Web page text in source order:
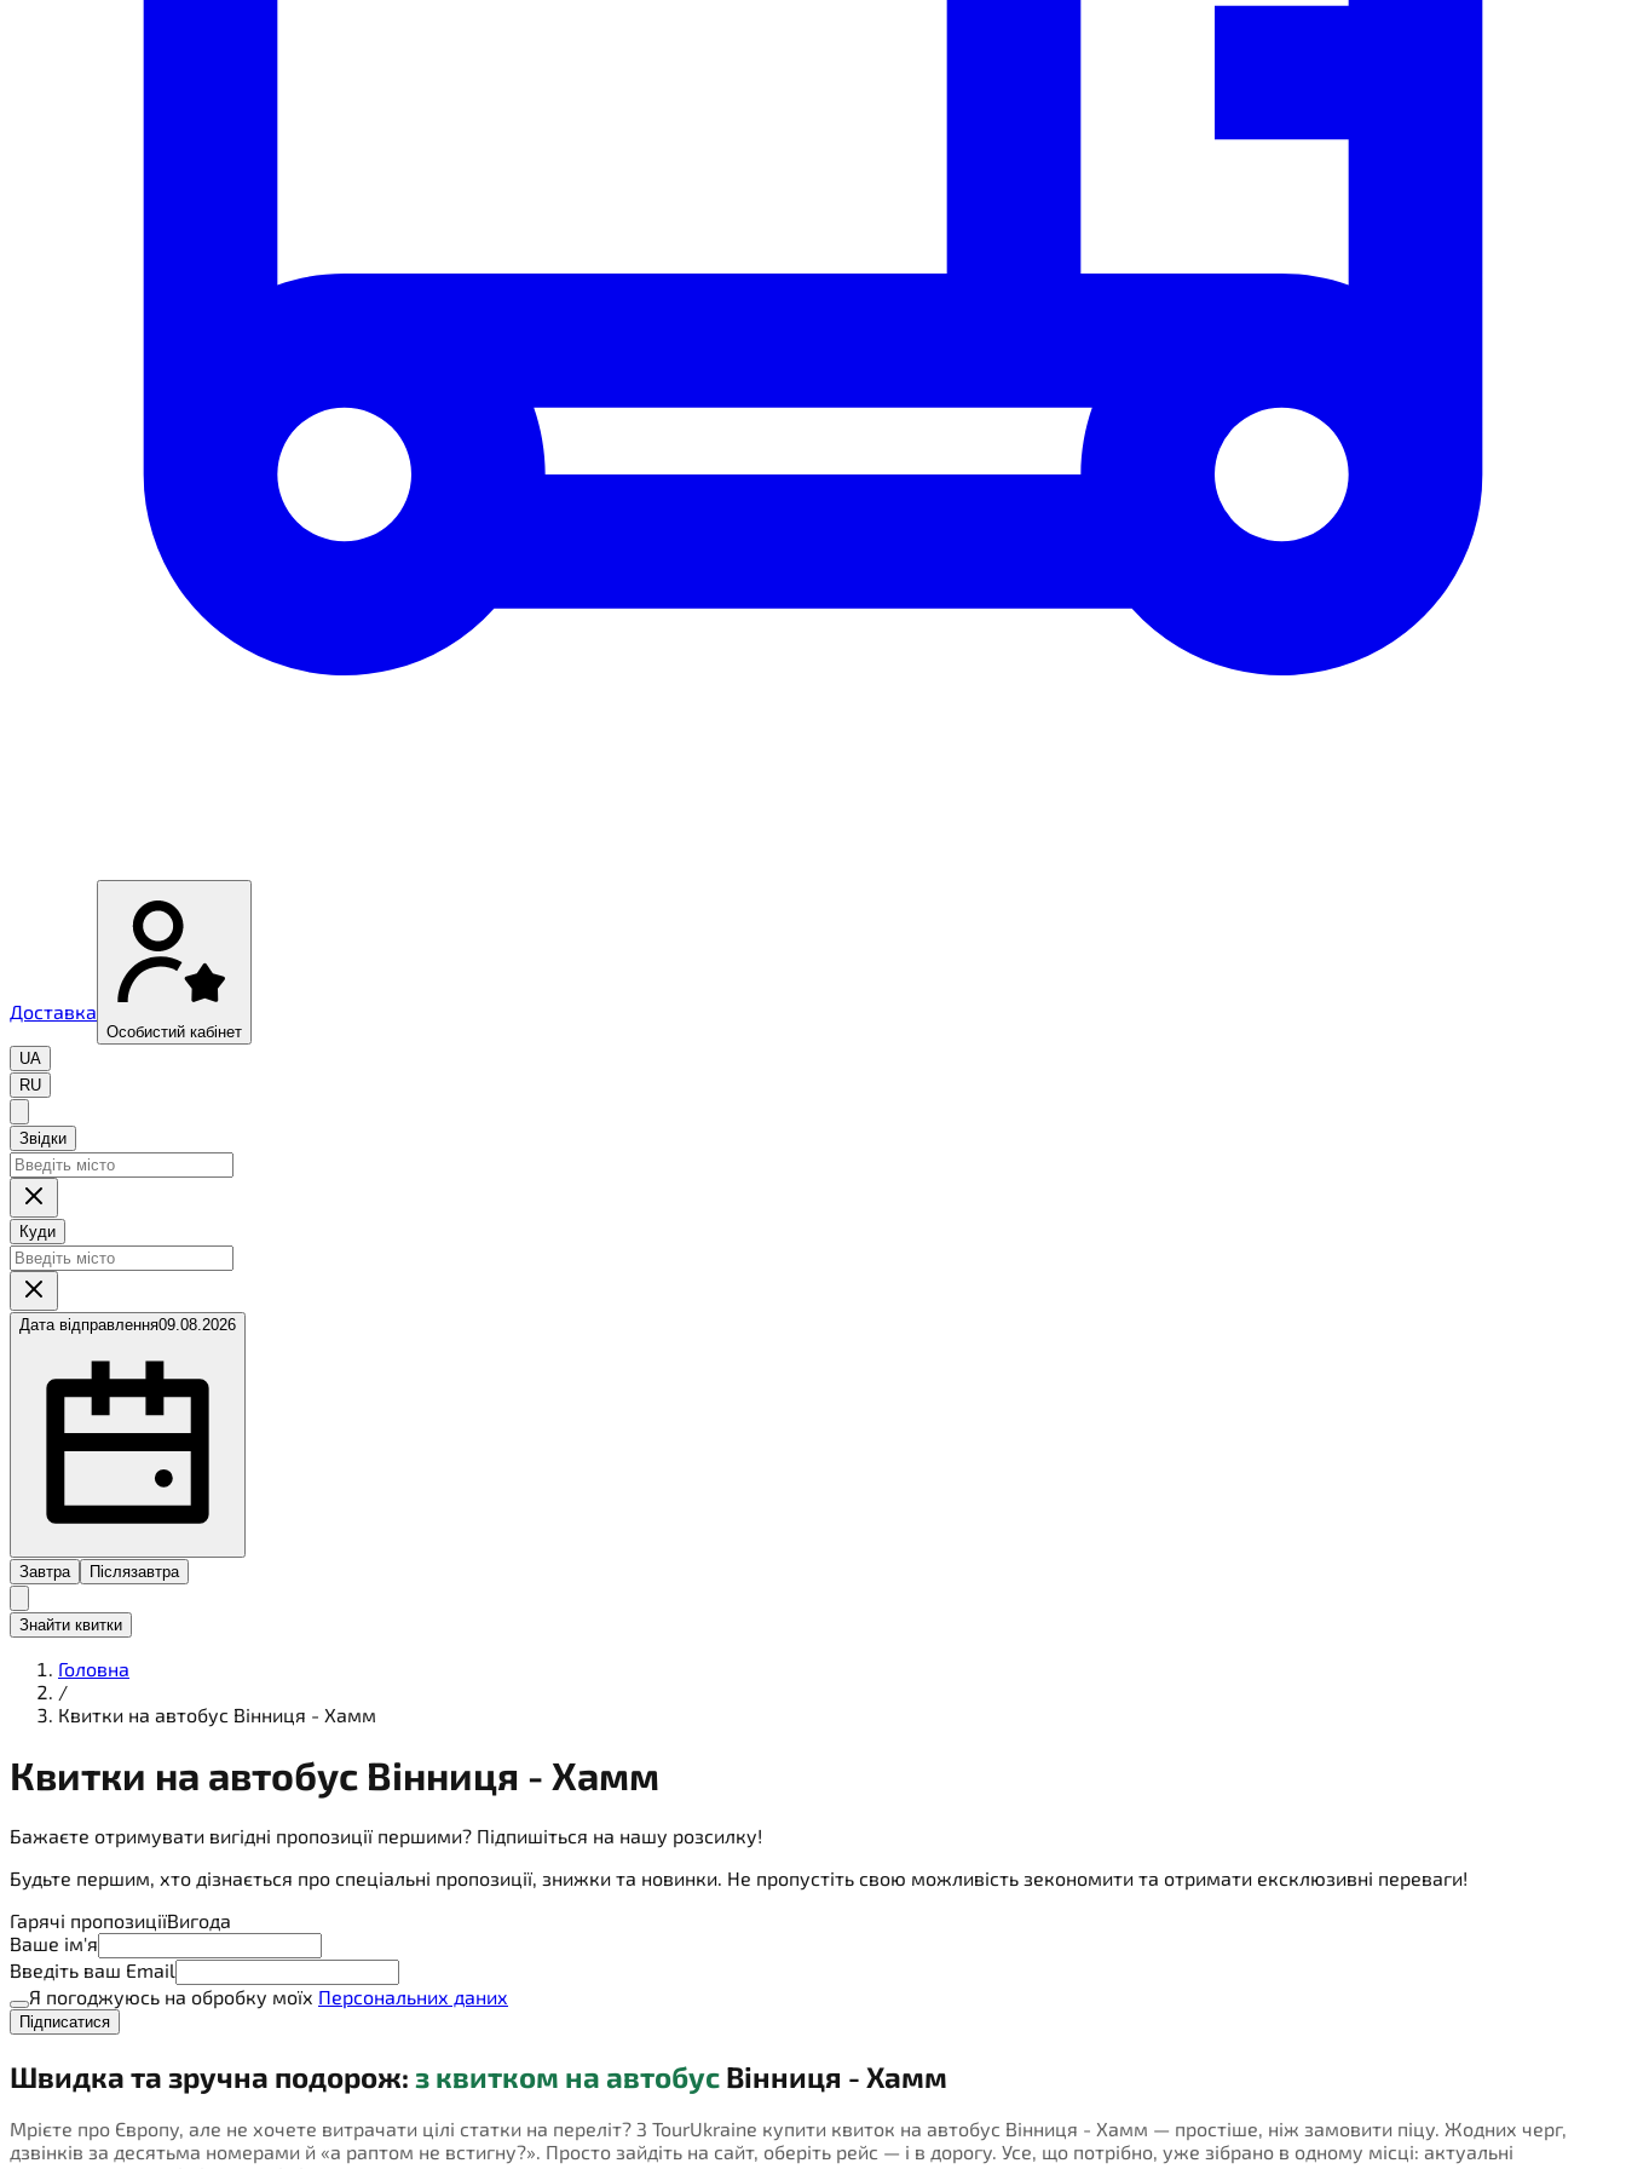
Доставка
Особистий кабінет
UA
RU
Звідки
Куди
Дата відправлення09.08.2026
Завтра Післязавтра
Знайти квитки
Головна
/
Квитки на автобус Вінниця - Хамм
Квитки на автобус Вінниця - Хамм
Бажаєте отримувати вигідні пропозиції першими? Підпишіться на нашу розсилку!
Будьте першим, хто дізнається про спеціальні пропозиції, знижки та новинки. Не пропустіть свою можливість зекономити та отримати ексклюзивні переваги!
Гарячі пропозиціїВигода
Ваше ім'я
Введіть ваш Email
Я погоджуюсь на обробку моїх Персональних даних
Підписатися
Швидка та зручна подорож: з квитком на автобус Вінниця - Хамм
Мрієте про Європу, але не хочете витрачати цілі статки на переліт? З TourUkraine купити квиток на автобус Вінниця - Хамм — простіше, ніж замовити піцу. Жодних черг,
дзвінків за десятьма номерами й «а раптом не встигну?». Просто зайдіть на сайт, оберіть рейс — і в дорогу. Усе, що потрібно, уже зібрано в одному місці: актуальні